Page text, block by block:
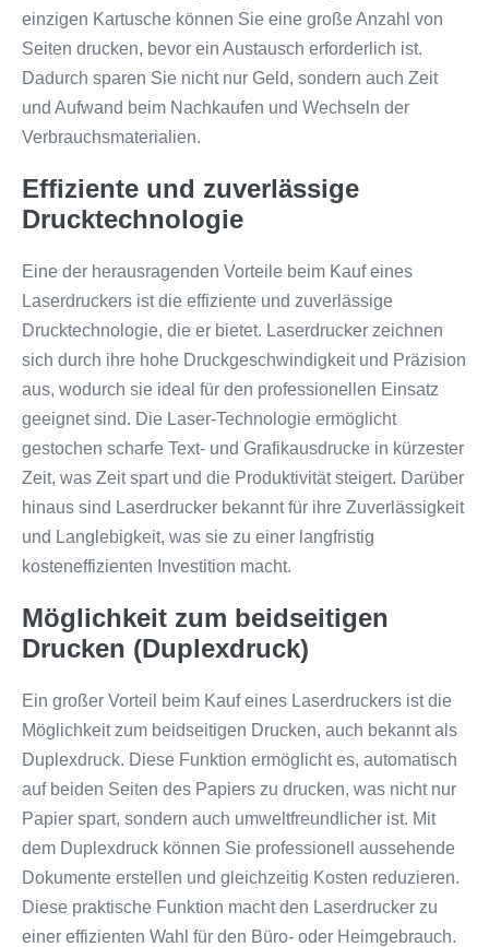
einzigen Kartusche können Sie eine große Anzahl von
Seiten drucken, bevor ein Austausch erforderlich ist.
Dadurch sparen Sie nicht nur Geld, sondern auch Zeit
und Aufwand beim Nachkaufen und Wechseln der
Verbrauchsmaterialien.
Effiziente und zuverlässige
Drucktechnologie
Eine der herausragenden Vorteile beim Kauf eines
Laserdruckers ist die effiziente und zuverlässige
Drucktechnologie, die er bietet. Laserdrucker zeichnen
sich durch ihre hohe Druckgeschwindigkeit und Präzision
aus, wodurch sie ideal für den professionellen Einsatz
geeignet sind. Die Laser-Technologie ermöglicht
gestochen scharfe Text- und Grafikausdrucke in kürzester
Zeit, was Zeit spart und die Produktivität steigert. Darüber
hinaus sind Laserdrucker bekannt für ihre Zuverlässigkeit
und Langlebigkeit, was sie zu einer langfristig
kosteneffizienten Investition macht.
Möglichkeit zum beidseitigen
Drucken (Duplexdruck)
Ein großer Vorteil beim Kauf eines Laserdruckers ist die
Möglichkeit zum beidseitigen Drucken, auch bekannt als
Duplexdruck. Diese Funktion ermöglicht es, automatisch
auf beiden Seiten des Papiers zu drucken, was nicht nur
Papier spart, sondern auch umweltfreundlicher ist. Mit
dem Duplexdruck können Sie professionell aussehende
Dokumente erstellen und gleichzeitig Kosten reduzieren.
Diese praktische Funktion macht den Laserdrucker zu
einer effizienten Wahl für den Büro- oder Heimgebrauch.